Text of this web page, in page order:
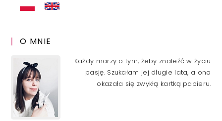
O MNIE
Każdy marzy o tym, żeby znaleźć w życiu
pasję. Szukałam jej długie lata, a ona
okazała się zwykłą kartką papieru.